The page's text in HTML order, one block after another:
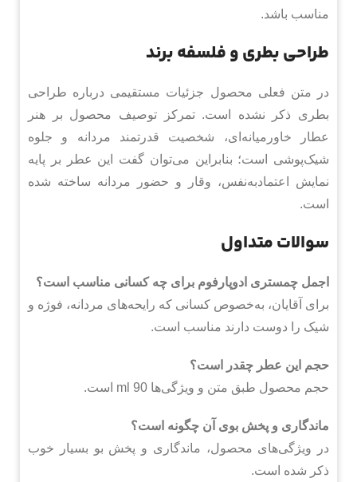
مناسب باشد.
طراحی بطری و فلسفه برند
در متن فعلی محصول جزئیات مستقیمی درباره طراحی
بطری ذکر نشده است. تمرکز توصیف محصول بر هنر
عطار خاورمیانه‌ای، شخصیت قدرتمند مردانه و جلوه
شیک‌پوشی است؛ بنابراین می‌توان گفت این عطر بر پایه
نمایش اعتمادبه‌نفس، وقار و حضور مردانه ساخته شده
است.
سوالات متداول
اجمل چمستری ادوپارفوم برای چه کسانی مناسب است؟
برای آقایان، به‌خصوص کسانی که رایحه‌های مردانه، فوژه و
شیک را دوست دارند مناسب است.
حجم این عطر چقدر است؟
حجم محصول طبق متن و ویژگی‌ها 90 ml است.
ماندگاری و پخش بوی آن چگونه است؟
در ویژگی‌های محصول، ماندگاری و پخش بو بسیار خوب
ذکر شده است.